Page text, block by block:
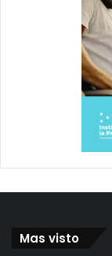
Mas visto